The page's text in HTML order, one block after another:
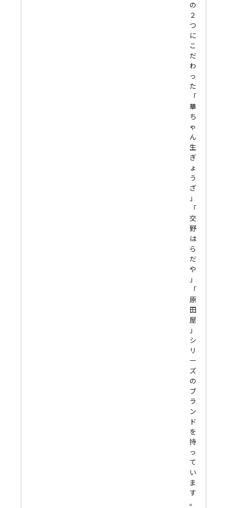
の
２
つ
に
こ
だ
わ
っ
た
「
華
ち
ゃ
ん
生
ぎ
ょ
う
ざ
」
「
交
野
は
ら
だ
や
」
「
原
田
屋
」
シ
リ
ー
ズ
の
ブ
ラ
ン
ド
を
持
っ
て
い
ま
す
。